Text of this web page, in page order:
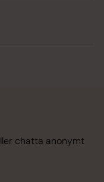
chatta anonymt